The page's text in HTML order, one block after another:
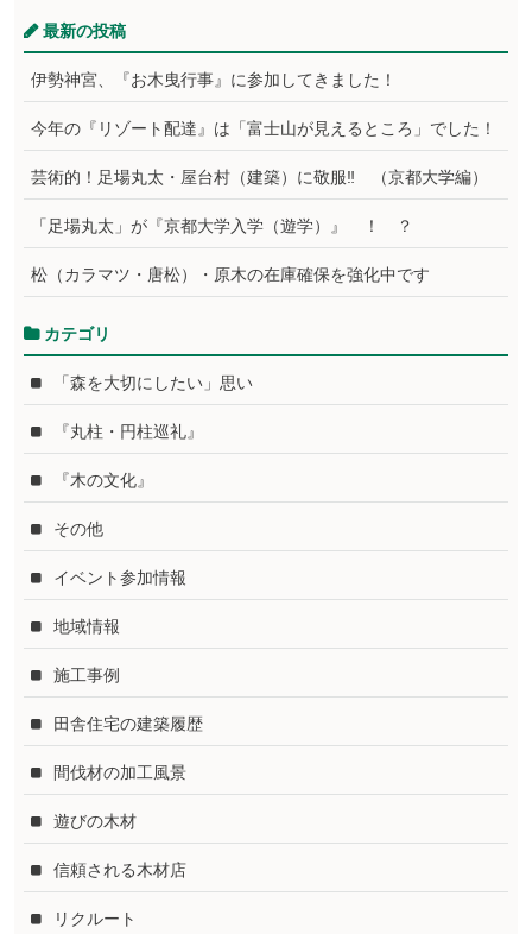
最新の投稿
伊勢神宮、『お木曳行事』に参加してきました！
今年の『リゾート配達』は「富士山が見えるところ」でした！
芸術的！足場丸太・屋台村（建築）に敬服‼ （京都大学編）
「足場丸太」が『京都大学入学（遊学）』 ！ ？
松（カラマツ・唐松）・原木の在庫確保を強化中です
カテゴリ
「森を大切にしたい」思い
『丸柱・円柱巡礼』
『木の文化』
その他
イベント参加情報
地域情報
施工事例
田舎住宅の建築履歴
間伐材の加工風景
遊びの木材
信頼される木材店
リクルート